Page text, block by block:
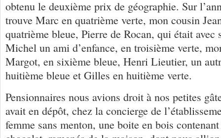
obtenu le deuxième prix de géographie. Sur
trouve Marc en quatrième verte, mon cousin
quatrième bleue, Pierre de Rocan, qui était avec
Michel un ami d’enfance, en troisième verte,
Margot, en sixième bleue, Henri Lieutier, un
huitième bleue et Gilles en huitième verte.
Pensionnaires nous avions droit à nos petites
avait en dépôt, chez la concierge de
femme sans menton, une boite en bois